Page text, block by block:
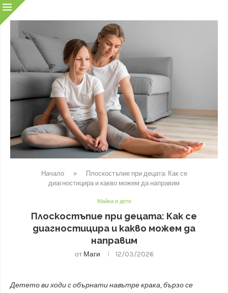
Начало »
Плоскостъпие при децата: Как се
диагностицира и какво можем да направим
Майка и дете
Плоскостъпие при децата: Как се
диагностицира и какво можем да
направим
от Маги 12/03/2026
Детето ви ходи с обърнати навътре крака, бързо се